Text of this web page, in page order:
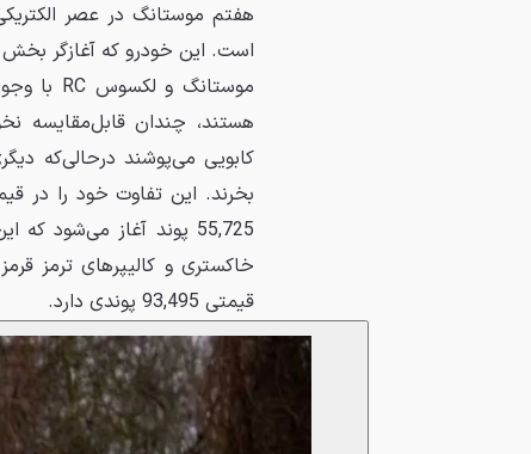
هفتم موستانگ در عصر
است. این خودرو که آغازگر بخش
هستند، چندان قابل‌مقایسه
55,725 پوند آغاز
قیمتی 93,495 پوندی دارد.